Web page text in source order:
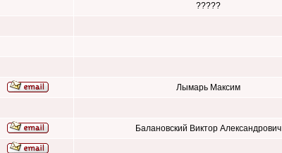
?????
Лымарь Максим
Балановский Виктор Александрович